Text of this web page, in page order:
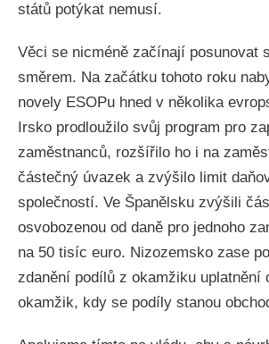
států potýkat nemusí.
Věci se nicméně začínají posunovat
směrem. Na začátku tohoto roku
novely ESOPu hned v několika
Irsko prodloužilo svůj program pro
zaměstnanců, rozšířilo ho i na
částečný úvazek a zvýšilo limit
společností. Ve Španělsku zvýšili
osvobozenou od daně pro jednoho
na 50 tisíc euro. Nizozemsko zase
zdanění podílů z okamžiku uplatnění
okamžik, kdy se podíly stanou